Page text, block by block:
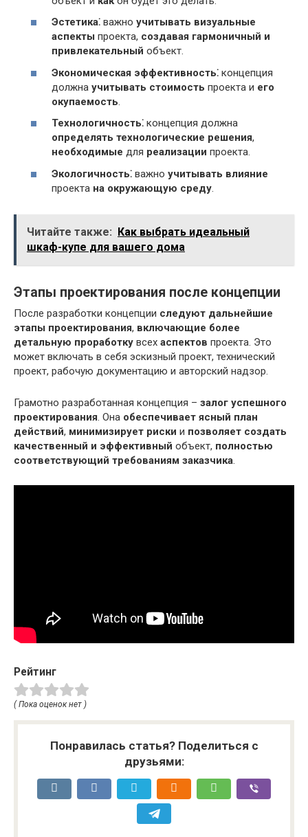
Эстетика⁚ важно учитывать визуальные
аспекты проекта, создавая гармоничный и
привлекательный объект.
Экономическая эффективность⁚ концепция
должна учитывать стоимость проекта и его
окупаемость.
Технологичность⁚ концепция должна
определять технологические решения,
необходимые для реализации проекта.
Экологичность⁚ важно учитывать влияние
проекта на окружающую среду.
Читайте также: Как выбрать идеальный
шкаф-купе для вашего дома
Этапы проектирования после концепции
После разработки концепции следуют дальнейшие
этапы проектирования, включающие более
детальную проработку всех аспектов проекта. Это
может включать в себя эскизный проект, технический
проект, рабочую документацию и авторский надзор.
Грамотно разработанная концепция – залог успешного
проектирования. Она обеспечивает ясный план
действий, минимизирует риски и позволяет создать
качественный и эффективный объект, полностью
соответствующий требованиям заказчика.
Рейтинг
( Пока оценок нет )
Понравилась статья? Поделиться с
друзьями: